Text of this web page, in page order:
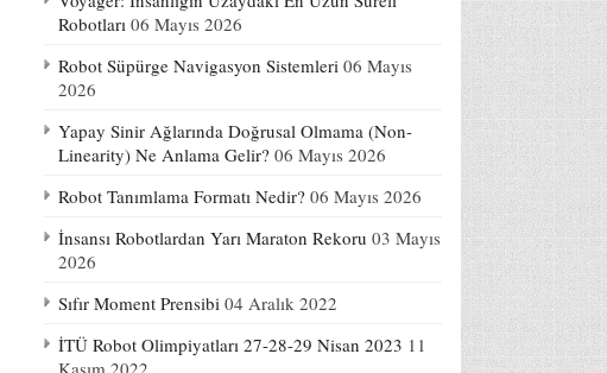
Robotları 06 Mayıs 2026
Robot Süpürge Navigasyon Sistemleri 06 Mayıs
2026
Yapay Sinir Ağlarında Doğrusal Olmama (Non-
Linearity) Ne Anlama Gelir? 06 Mayıs 2026
Robot Tanımlama Formatı Nedir? 06 Mayıs 2026
İnsansı Robotlardan Yarı Maraton Rekoru 03 Mayıs
2026
Sıfır Moment Prensibi 04 Aralık 2022
İTÜ Robot Olimpiyatları 27-28-29 Nisan 2023 11
Kasım 2022